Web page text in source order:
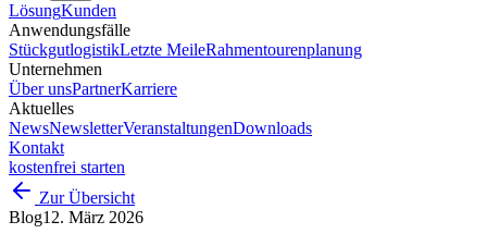
LösungKunden
Anwendungsfälle
StückgutlogistikLetzte MeileRahmentourenplanung
Unternehmen
Über unsPartnerKarriere
Aktuelles
NewsNewsletterVeranstaltungenDownloads
Kontakt
kostenfrei starten
Zur Übersicht
Blog12. März 2026